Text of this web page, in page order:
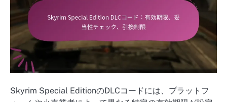
Skyrim Special EditionのDLCコードには、プラットフ